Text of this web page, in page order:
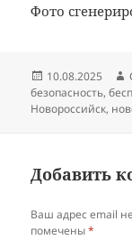
Фото
Опубликовано
10.08.2025
безопасность,
Новороссийск,
Добавить
Ваш адрес email
помечены*